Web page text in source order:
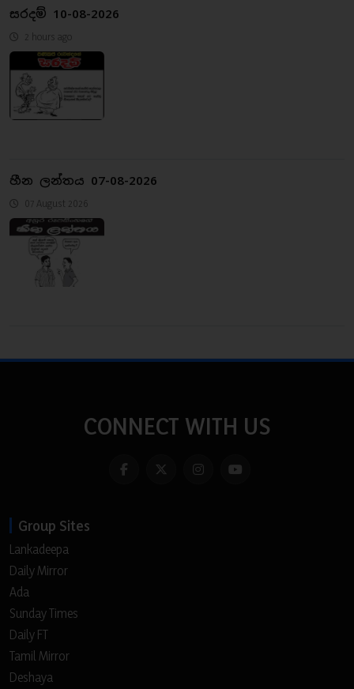
සරදම් 10-08-2026
2 hours ago
හීන ලන්තය 07-08-2026
07 August 2026
CONNECT WITH US
Group Sites
Lankadeepa
Daily Mirror
Ada
Sunday Times
Daily FT
Tamil Mirror
Deshaya